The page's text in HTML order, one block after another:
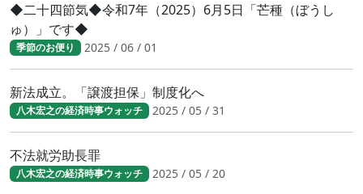
◆二十四節気◆令和7年（2025）6月5日「芒種（ぼうし
ゅ）」です◆
季節のお便り 2025 / 06 / 01
新法成立。「譲渡担保」制度化へ
八木宏之の経済時事ウォッチ 2025 / 05 / 31
不法就労助長罪
八木宏之の経済時事ウォッチ 2025 / 05 / 20